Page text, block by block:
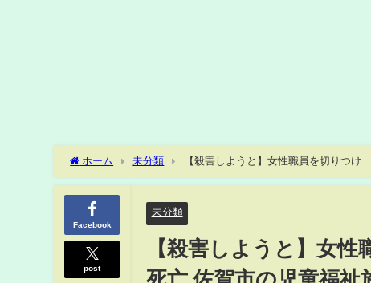
ホーム 未分類
Facebook
post
未分類
【殺害しようと】女
死亡 佐賀市の児童福祉